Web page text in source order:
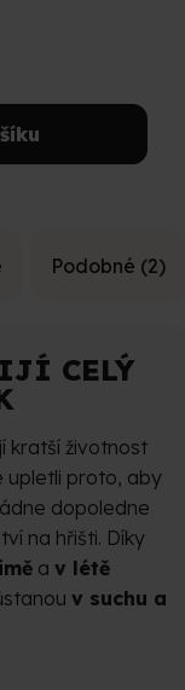
Podobné (2)
CELÝ
kratší životnost
upletli proto, aby
dopoledne
na hřišti. Díky
a v létě
v suchu a